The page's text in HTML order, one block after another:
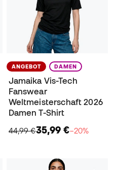
ANGEBOT DAMEN
Jamaika Vis-Tech
Fanswear
Weltmeisterschaft 2026
Damen T-Shirt
44,99 €35,99 €−20%